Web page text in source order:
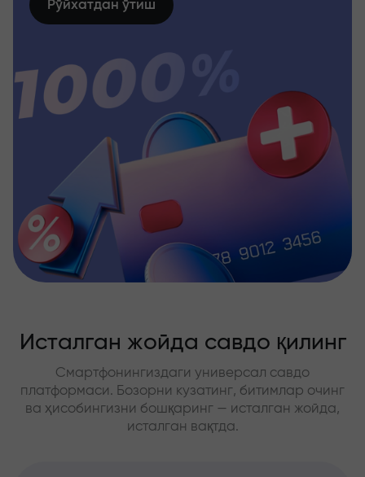
Рўйхатдан ўтиш
Исталган жойда савдо қилинг
Смартфонингиздаги универсал савдо
платформаси. Бозорни кузатинг, битимлар очинг
ва ҳисобингизни бошқаринг — исталган жойда,
исталган вақтда.